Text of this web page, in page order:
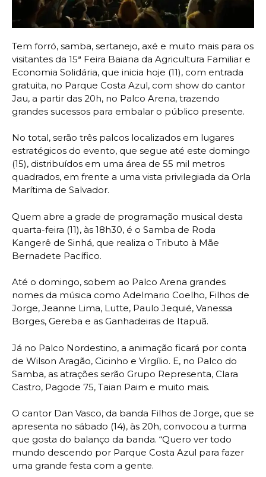
Tem forró, samba, sertanejo, axé e muito mais para os
visitantes da 15ª Feira Baiana da Agricultura Familiar e
Economia Solidária, que inicia hoje (11), com entrada
gratuita, no Parque Costa Azul, com show do cantor
Jau, a partir das 20h, no Palco Arena, trazendo
grandes sucessos para embalar o público presente.
No total, serão três palcos localizados em lugares
estratégicos do evento, que segue até este domingo
(15), distribuídos em uma área de 55 mil metros
quadrados, em frente a uma vista privilegiada da Orla
Marítima de Salvador.
Quem abre a grade de programação musical desta
quarta-feira (11), às 18h30, é o Samba de Roda
Kangerê de Sinhá, que realiza o Tributo à Mãe
Bernadete Pacífico.
Até o domingo, sobem ao Palco Arena grandes
nomes da música como Adelmario Coelho, Filhos de
Jorge, Jeanne Lima, Lutte, Paulo Jequié, Vanessa
Borges, Gereba e as Ganhadeiras de Itapuã.
Já no Palco Nordestino, a animação ficará por conta
de Wilson Aragão, Cicinho e Virgílio. E, no Palco do
Samba, as atrações serão Grupo Representa, Clara
Castro, Pagode 75, Taian Paim e muito mais.
O cantor Dan Vasco, da banda Filhos de Jorge, que se
apresenta no sábado (14), às 20h, convocou a turma
que gosta do balanço da banda. “Quero ver todo
mundo descendo por Parque Costa Azul para fazer
uma grande festa com a gente.